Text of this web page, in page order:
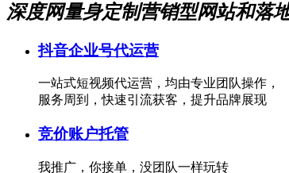
深度网量身定制营销型网站和落
抖音企业号代运营
一站式短视频代运营，均由专业团队操作，
服务周到，快速引流获客，提升品牌展现
竞价账户托管
我推广，你接单，没团队一样玩转